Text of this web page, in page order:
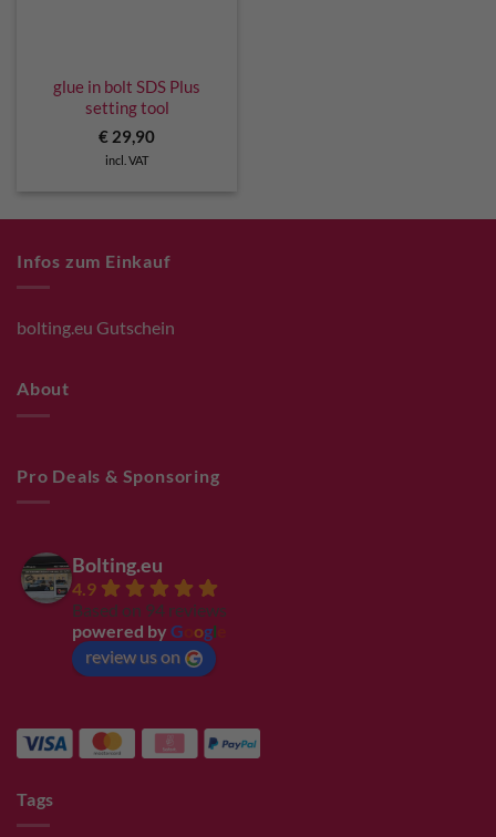
glue in bolt SDS Plus
setting tool
€ 29,90
incl. VAT
Infos zum Einkauf
bolting.eu Gutschein
About
Pro Deals & Sponsoring
Bolting.eu
4.9
Based on 94 reviews
powered by G ogl
review us on
Tags